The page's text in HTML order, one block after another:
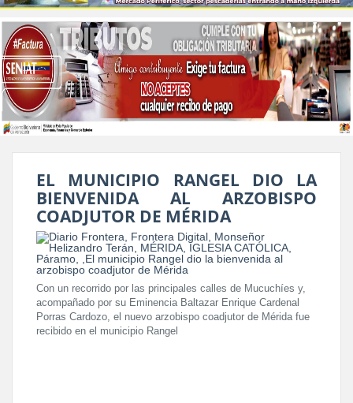
EL MUNICIPIO RANGEL DIO LA
BIENVENIDA AL ARZOBISPO
COADJUTOR DE MÉRIDA
Con un recorrido por las principales calles de Mucuchíes y,
acompañado por su Eminencia Baltazar Enrique Cardenal
Porras Cardozo, el nuevo arzobispo coadjutor de Mérida fue
recibido en el municipio Rangel